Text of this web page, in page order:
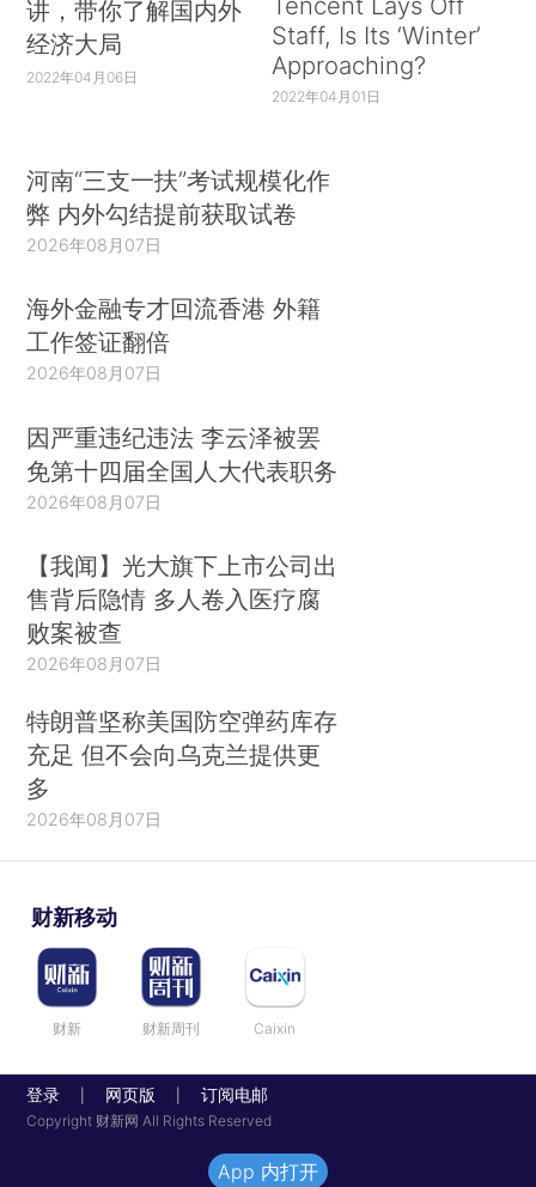
讲，带你了解国内外
经济大局
2022年04月06日
Staff, Is Its ‘Winter’
Approaching?
2022年04月01日
河南“三支一扶”考试规模化作
弊 内外勾结提前获取试卷
2026年08月07日
海外金融专才回流香港 外籍
工作签证翻倍
2026年08月07日
因严重违纪违法 李云泽被罢
免第十四届全国人大代表职务
2026年08月07日
【我闻】光大旗下上市公司出
售背后隐情 多人卷入医疗腐
败案被查
2026年08月07日
特朗普坚称美国防空弹药库存
充足 但不会向乌克兰提供更
多
2026年08月07日
财新移动
财新 财新周刊 Caixin
登录 网页版 订阅电邮
Copyright 财新网 All Rights Reserved
App 内打开